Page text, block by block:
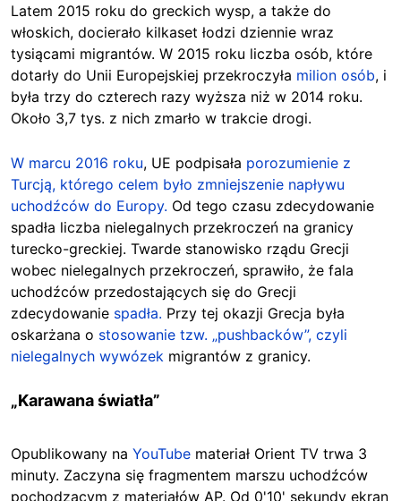
Latem 2015 roku do greckich wysp, a także do
włoskich, docierało kilkaset łodzi dziennie wraz
tysiącami migrantów. W 2015 roku liczba osób, które
dotarły do Unii Europejskiej przekroczyła milion osób, i
była trzy do czterech razy wyższa niż w 2014 roku.
Około 3,7 tys. z nich zmarło w trakcie drogi.
W marcu 2016 roku, UE podpisała porozumienie z
Turcją, którego celem było zmniejszenie napływu
uchodźców do Europy. Od tego czasu zdecydowanie
spadła liczba nielegalnych przekroczeń na granicy
turecko-greckiej. Twarde stanowisko rządu Grecji
wobec nielegalnych przekroczeń, sprawiło, że fala
uchodźców przedostających się do Grecji
zdecydowanie spadła. Przy tej okazji Grecja była
oskarżana o stosowanie tzw. „pushbacków”, czyli
nielegalnych wywózek migrantów z granicy.
„Karawana światła”
Opublikowany na YouTube materiał Orient TV trwa 3
minuty. Zaczyna się fragmentem marszu uchodźców
pochodzącym z materiałów AP. Od 0'10' sekundy ekran